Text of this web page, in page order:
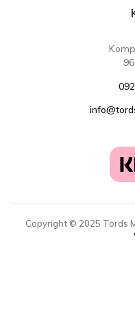
Copyright © 2025 Tords